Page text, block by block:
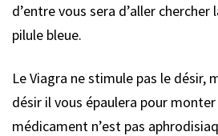
d’entre vous sera d’aller
pilule bleue.
Le Viagra ne stimule pas le désir,
désir il vous épaulera pour
médicament n’est pas